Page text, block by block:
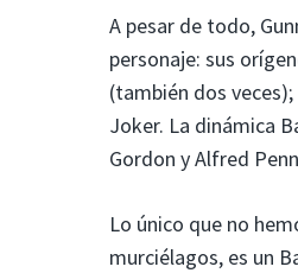
A pesar de todo,
personaje: sus
(también dos
Joker. La dinámica
Gordon y Alfred
Lo único que no
murciélagos, es un